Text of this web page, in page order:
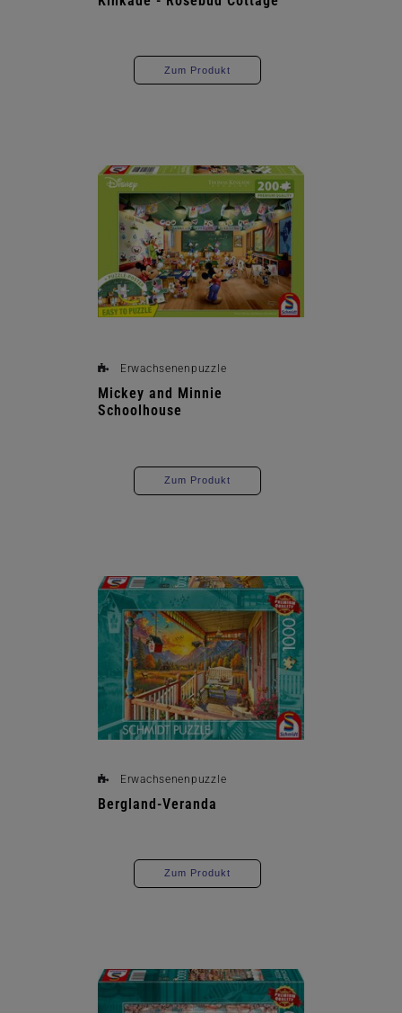
Zum Produkt
Erwachsenenpuzzle
Mickey and Minnie
Schoolhouse
Zum Produkt
Erwachsenenpuzzle
Bergland-Veranda
Zum Produkt